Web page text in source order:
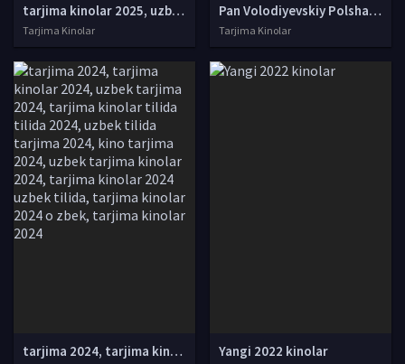
tarjima kinolar 2025, uzbek tarjima kinolar 2025, tarjima kinolar uzbek tilida 2025, tarjima kinolar o zbek 2025, tarjima kinolar o zbek tilida 2025, yangi tarjima kinolar 2025, uzmovi tarjima kinolar 2025, uzmovi com tarjima kinolar 2025, uzbekcha t
Tarjima Kinolar
Pan Volodiyevskiy Polsha retro filmi Uzbek tilida O'zbekcha 1969 tarjima kino Full HD tas-ix skachat
Tarjima Kinolar
tarjima 2024, tarjima kinolar 2024, uzbek tarjima 2024, tarjima kinolar tilida tilida 2024, uzbek tilida tarjima 2024, kino tarjima 2024, uzbek tarjima kinolar 2024, tarjima kinolar 2024 uzbek tilida, tarjima kinolar 2024 o zbek, tarjima kinolar 2024 Yangi 2022 kinolar